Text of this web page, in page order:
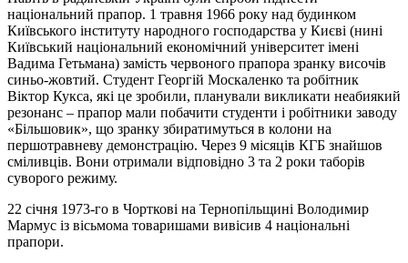
національний прапор. 1 травня 1966 року над будинком
Київського інституту народного господарства у Києві (нині
Київський національний економічний університет імені
Вадима Гетьмана) замість червоного прапора зранку височів
синьо-жовтий. Студент Георгій Москаленко та робітник
Віктор Кукса, які це зробили, планували викликати неабиякий
резонанс – прапор мали побачити студенти і робітники заводу
«Більшовик», що зранку збиратимуться в колони на
першотравневу демонстрацію. Через 9 місяців КГБ знайшов
сміливців. Вони отримали відповідно 3 та 2 роки таборів
суворого режиму.
22 січня 1973-го в Чорткові на Тернопільщині Володимир
Мармус із вісьмома товаришами вивісив 4 національні
прапори.